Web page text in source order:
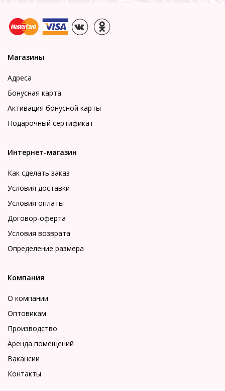
Магазины
Адреса
Бонусная карта
Активация бонусной карты
Подарочный сертификат
Интернет-магазин
Как сделать заказ
Условия доставки
Условия оплаты
Договор-оферта
Условия возврата
Определение размера
Компания
О компании
Оптовикам
Производство
Аренда помещений
Вакансии
Контакты